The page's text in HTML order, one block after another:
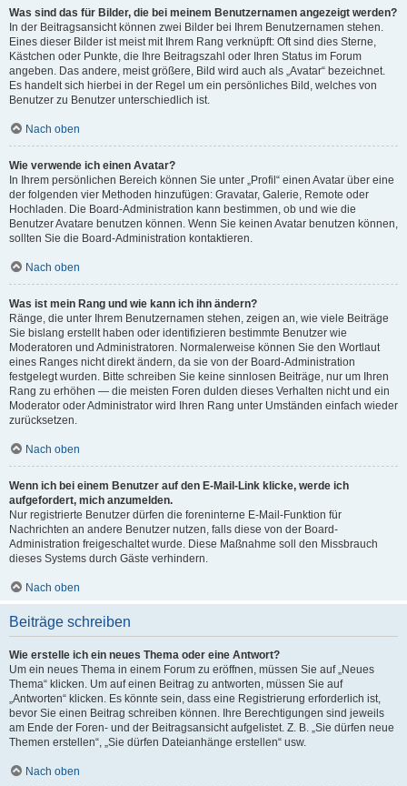
Was sind das für Bilder, die bei meinem Benutzernamen angezeigt werden?
In der Beitragsansicht können zwei Bilder bei Ihrem Benutzernamen stehen.
Eines dieser Bilder ist meist mit Ihrem Rang verknüpft: Oft sind dies Sterne,
Kästchen oder Punkte, die Ihre Beitragszahl oder Ihren Status im Forum
angeben. Das andere, meist größere, Bild wird auch als „Avatar“ bezeichnet.
Es handelt sich hierbei in der Regel um ein persönliches Bild, welches von
Benutzer zu Benutzer unterschiedlich ist.
Nach oben
Wie verwende ich einen Avatar?
In Ihrem persönlichen Bereich können Sie unter „Profil“ einen Avatar über eine
der folgenden vier Methoden hinzufügen: Gravatar, Galerie, Remote oder
Hochladen. Die Board-Administration kann bestimmen, ob und wie die
Benutzer Avatare benutzen können. Wenn Sie keinen Avatar benutzen können,
sollten Sie die Board-Administration kontaktieren.
Nach oben
Was ist mein Rang und wie kann ich ihn ändern?
Ränge, die unter Ihrem Benutzernamen stehen, zeigen an, wie viele Beiträge
Sie bislang erstellt haben oder identifizieren bestimmte Benutzer wie
Moderatoren und Administratoren. Normalerweise können Sie den Wortlaut
eines Ranges nicht direkt ändern, da sie von der Board-Administration
festgelegt wurden. Bitte schreiben Sie keine sinnlosen Beiträge, nur um Ihren
Rang zu erhöhen — die meisten Foren dulden dieses Verhalten nicht und ein
Moderator oder Administrator wird Ihren Rang unter Umständen einfach wieder
zurücksetzen.
Nach oben
Wenn ich bei einem Benutzer auf den E-Mail-Link klicke, werde ich
aufgefordert, mich anzumelden.
Nur registrierte Benutzer dürfen die foreninterne E-Mail-Funktion für
Nachrichten an andere Benutzer nutzen, falls diese von der Board-
Administration freigeschaltet wurde. Diese Maßnahme soll den Missbrauch
dieses Systems durch Gäste verhindern.
Nach oben
Beiträge schreiben
Wie erstelle ich ein neues Thema oder eine Antwort?
Um ein neues Thema in einem Forum zu eröffnen, müssen Sie auf „Neues
Thema“ klicken. Um auf einen Beitrag zu antworten, müssen Sie auf
„Antworten“ klicken. Es könnte sein, dass eine Registrierung erforderlich ist,
bevor Sie einen Beitrag schreiben können. Ihre Berechtigungen sind jeweils
am Ende der Foren- und der Beitragsansicht aufgelistet. Z. B. „Sie dürfen neue
Themen erstellen“, „Sie dürfen Dateianhänge erstellen“ usw.
Nach oben